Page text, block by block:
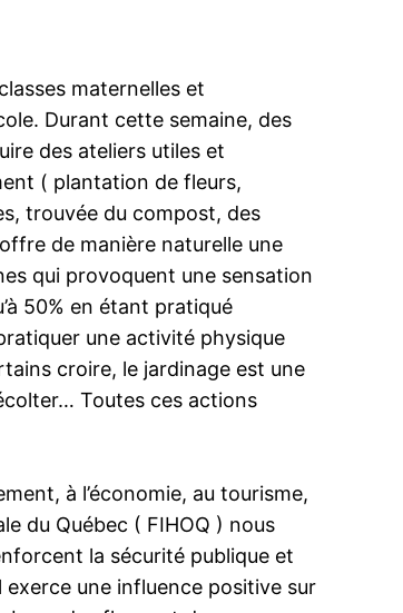
maternelles et
Durant cette semaine, des
des ateliers utiles et
( plantation de fleurs,
trouvée du compost, des
de manière naturelle une
qui provoquent une sensation
50% en étant pratiqué
une activité physique
croire, le jardinage est une
Toutes ces actions
à l’économie, au tourisme,
du Québec ( FIHOQ ) nous
la sécurité publique et
exerce une influence positive sur